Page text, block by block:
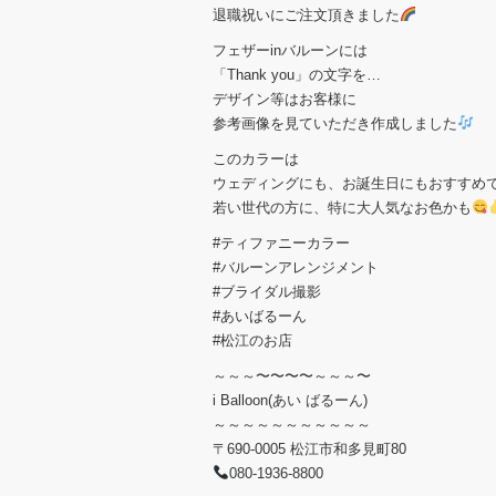
退職祝いにご注文頂きました
フェザーinバルーンには
「Thank you」の文字を…
デザイン等はお客様に
参考画像を見ていただき作成しました
このカラーは
ウェディングにも、お誕生日にもおすすめ
若い世代の方に、特に大人気なお色かも
#ティファニーカラー
#バルーンアレンジメント
#ブライダル撮影
#あいばるーん
#松江のお店
～～～〜〜〜〜～～～〜
i Balloon(あい ばるーん)
～～～～～～～～～～～
〒690-0005 松江市和多見町80
080-1936-8800